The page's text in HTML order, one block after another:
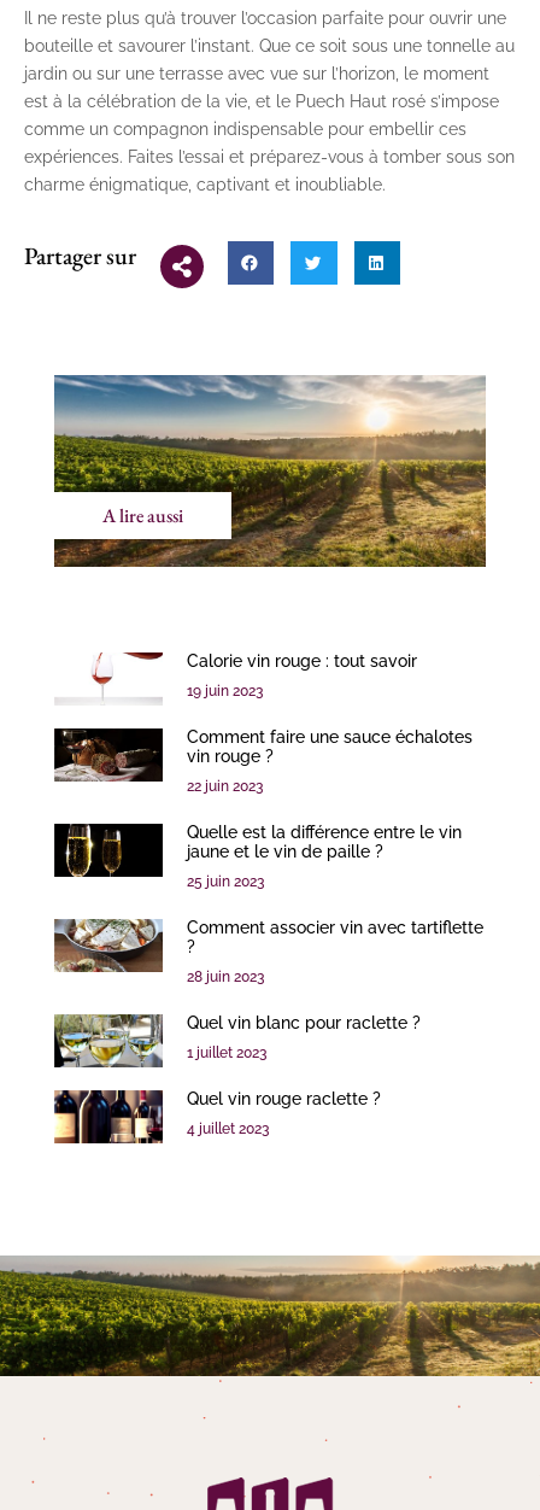
Il ne reste plus qu’à trouver l’occasion parfaite pour ouvrir une
bouteille et savourer l’instant. Que ce soit sous une tonnelle au
jardin ou sur une terrasse avec vue sur l’horizon, le moment
est à la célébration de la vie, et le Puech Haut rosé s’impose
comme un compagnon indispensable pour embellir ces
expériences. Faites l’essai et préparez-vous à tomber sous son
charme énigmatique, captivant et inoubliable.
Partager sur
A lire aussi
Calorie vin rouge : tout savoir
19 juin 2023
Comment faire une sauce échalotes
vin rouge ?
22 juin 2023
Quelle est la différence entre le vin
jaune et le vin de paille ?
25 juin 2023
Comment associer vin avec tartiflette
?
28 juin 2023
Quel vin blanc pour raclette ?
1 juillet 2023
Quel vin rouge raclette ?
4 juillet 2023